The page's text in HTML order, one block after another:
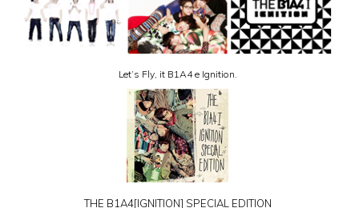
Let’s Fly, it B1A4 e Ignition.
THE B1A4[IGNITION] SPECIAL EDITION